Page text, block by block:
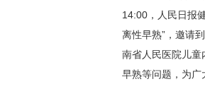
14:00，人民日报
离性早熟”，邀请
南省人民医院儿童
早熟等问题，为广